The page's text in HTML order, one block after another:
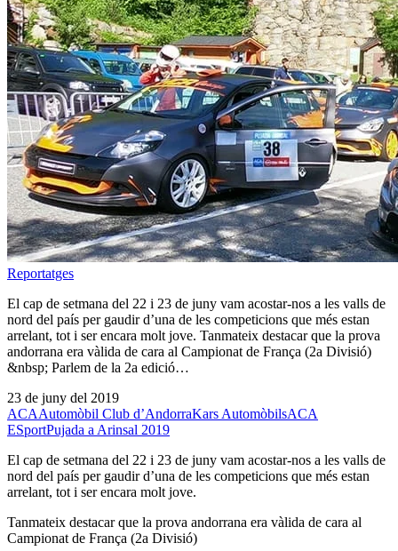
Reportatges
El cap de setmana del 22 i 23 de juny vam acostar-nos a les valls de
nord del país per gaudir d’una de les competicions que més estan
arrelant, tot i ser encara molt jove. Tanmateix destacar que la prova
andorrana era vàlida de cara al Campionat de França (2a Divisió)
&nbsp; Parlem de la 2a edició…
23 de juny del 2019
ACAAutomòbil Club d’AndorraKars AutomòbilsACA
ESportPujada a Arinsal 2019
El cap de setmana del 22 i 23 de juny vam acostar-nos a les valls de
nord del país per gaudir d’una de les competicions que més estan
arrelant, tot i ser encara molt jove.
Tanmateix destacar que la prova andorrana era vàlida de cara al
Campionat de França (2a Divisió)